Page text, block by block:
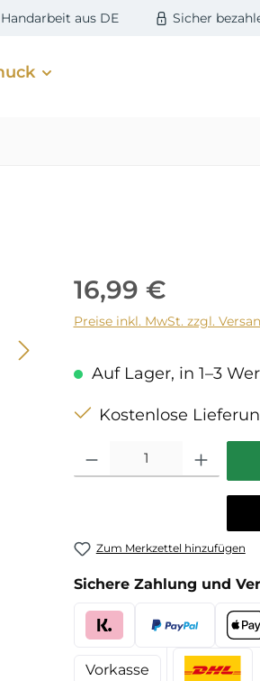
Handarbeit aus DE Sicher
Regulärer Preis:
16,99 €
Preise inkl. MwSt. zzgl.
Auf Lager, in 1–3
Kostenlose
Produkt Anzahl: Gib den
Zum Merkzettel hinzufügen
Sichere Zahlung und
Vorkasse